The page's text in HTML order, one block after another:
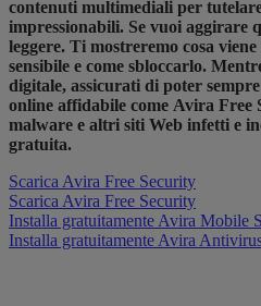
contenuti multimediali per
impressionabili. Se vuoi aggirare
leggere. Ti mostreremo cosa
sensibile e come sbloccarlo.
digitale, assicurati di poter
online affidabile come ​Avira Free
malware e altri siti Web infetti e
gratuita.
Scarica Avira Free Security
Scarica Avira Free Security
Installa gratuitamente Avira Mobile
Installa gratuitamente Avira